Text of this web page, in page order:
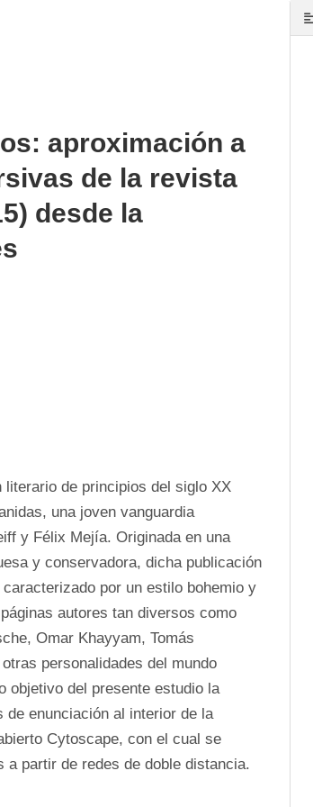
aproximación a
de la revista
desde la
literario de principios del siglo XX
una joven vanguardia
y Félix Mejía. Originada en una
y conservadora, dicha publicación
por un estilo bohemio y
autores tan diversos como
Omar Khayyam, Tomás
personalidades del mundo
objetivo del presente estudio la
enunciación al interior de la
Cytoscape, con el cual se
partir de redes de doble distancia.